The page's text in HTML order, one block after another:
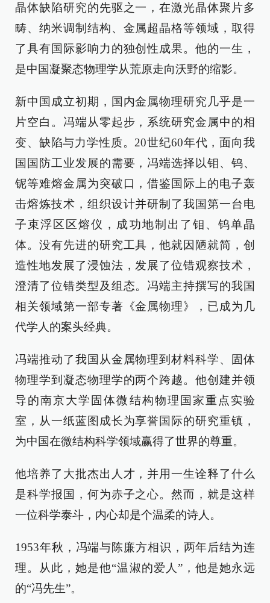
晶体缺陷研究的先驱之一，在激光晶体聚片多
畴、纳米调制结构、金属超晶格等领域，取得
了具有国际影响力的独创性成果。他的一生，
是中国凝聚态物理学从荒原走向沃野的缩影。
新中国成立初期，国内金属物理研究几乎是一
片空白。冯端从零起步，系统研究金属中的相
变、缺陷与力学性质。20世纪60年代，面向我
国国防工业发展的需要，冯端选择以钼、钨、
铌等难熔金属为突破口，借鉴国际上的电子轰
击熔炼技术，组织设计并研制了我国第一台电
子束浮区区熔仪，成功地制出了钼、钨单晶
体。没有先进的研究工具，他就因陋就简，创
造性地发展了浸蚀法，发展了位错观察技术，
澄清了位错类型及组态。冯端主持撰写的我国
相关领域第一部专著《金属物理》，已成为几
代学人的案头经典。
冯端推动了我国从金属物理到材料科学、固体
物理学到凝态物理学的两个跨越。他创建并领
导的南京大学固体微结构物理国家重点实验
室，从一纸蓝图成长为享誉国际的研究重镇，
为中国在微结构科学领域赢得了世界的尊重。
他培养了大批杰出人才，并用一生诠释了什么
是科学报国，何为赤子之心。然而，就是这样
一位科学泰斗，内心却是个温柔的诗人。
1953年秋，冯端与陈廉方相识，两年后结为连
理。从此，她是他“温淑的爱人”，他是她永远
的“冯先生”。